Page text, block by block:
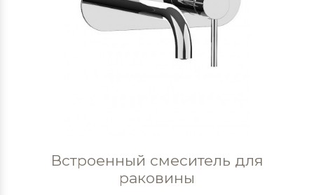
Встроенный смеситель для
раковины